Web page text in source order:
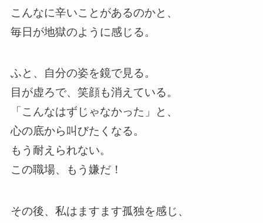
こんなに辛いことがあるのかと、
毎日が地獄のように感じる。
ふと、自分の姿を鏡で見る。
目が虚ろで、笑顔も消えている。
「こんなはずじゃなかった」と、
心の底から叫びたくなる。
もう耐えられない。
この職場、もう嫌だ！
その後、私はますます孤独を感じ、